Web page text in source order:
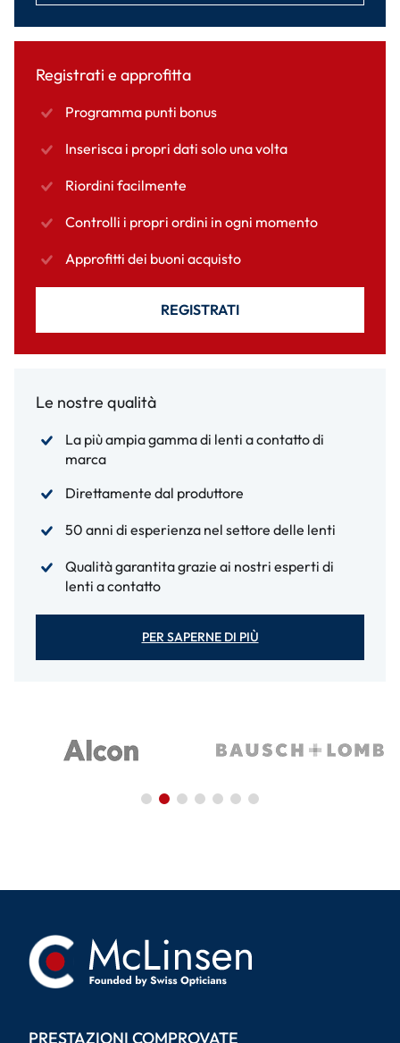
Registrati e approfitta
Programma punti bonus
Inserisca i propri dati solo una volta
Riordini facilmente
Controlli i propri ordini in ogni momento
Approfitti dei buoni acquisto
REGISTRATI
Le nostre qualità
La più ampia gamma di lenti a contatto di
marca
Direttamente dal produttore
50 anni di esperienza nel settore delle lenti
Qualità garantita grazie ai nostri esperti di
lenti a contatto
PER SAPERNE DI PIÙ
PRESTAZIONI COMPROVATE